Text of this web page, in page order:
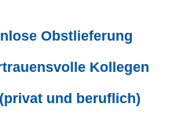
Obstlieferung
Kollegen
und beruflich)